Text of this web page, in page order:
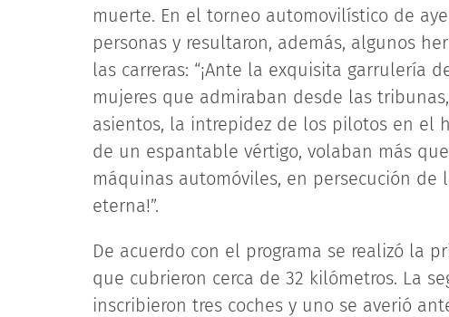
muerte. En el torneo automovilístico de
personas y resultaron, además, algunos
las carreras: “¡Ante la exquisita garrulería
mujeres que admiraban desde las
asientos, la intrepidez de los pilotos en el
de un espantable vértigo, volaban más
máquinas automóviles, en persecución
eterna!”.
De acuerdo con el programa se realizó la
que cubrieron cerca de 32 kilómetros. La
inscribieron tres coches y uno se averió